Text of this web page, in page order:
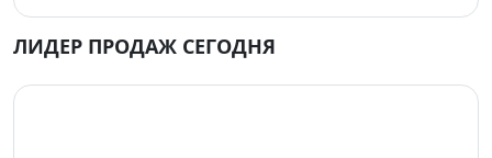
ЛИДЕР ПРОДАЖ СЕГОДНЯ